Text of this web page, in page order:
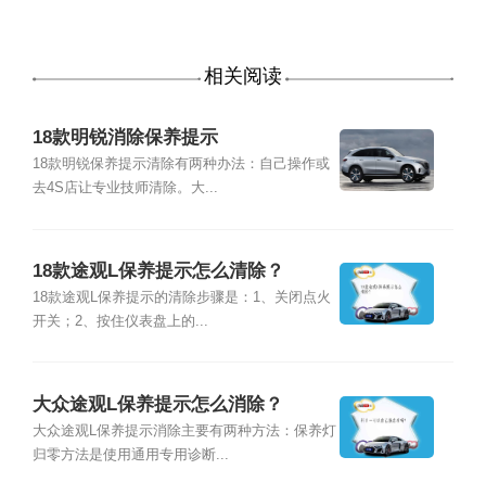
相关阅读
18款明锐消除保养提示
18款明锐保养提示清除有两种办法：自己操作或
去4S店让专业技师清除。大...
18款途观L保养提示怎么清除？
18款途观L保养提示的清除步骤是：1、关闭点火
开关；2、按住仪表盘上的...
大众途观L保养提示怎么消除？
大众途观L保养提示消除主要有两种方法：保养灯
归零方法是使用通用专用诊断...